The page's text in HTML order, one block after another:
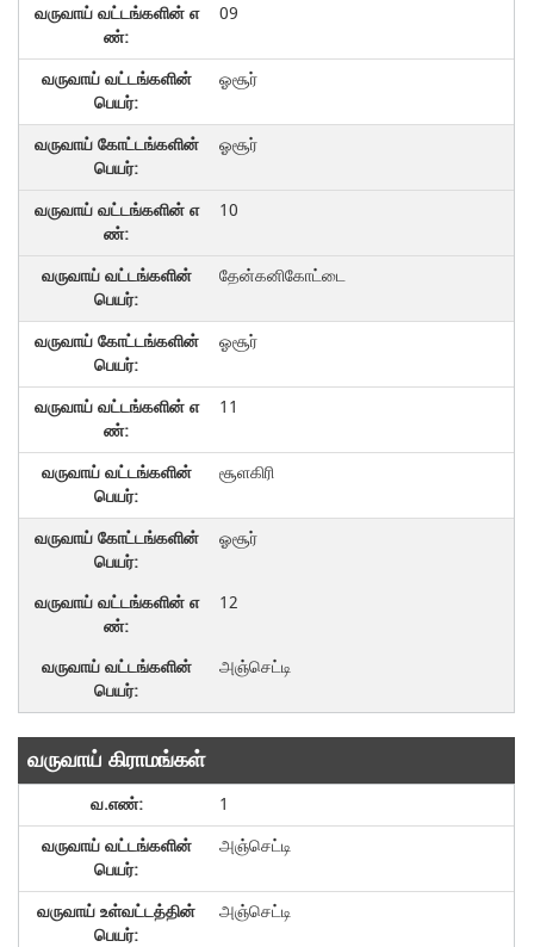
09
ஓசூர்
ஓசூர்
10
தேன்கனிகோட்டை
ஓசூர்
11
சூளகிரி
ஓசூர்
12
அஞ்செட்டி
வருவாய் கிராமங்கள்
1
அஞ்செட்டி
அஞ்செட்டி